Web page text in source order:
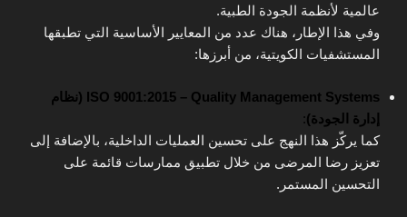
عالمية لأنظمة الجودة الطبية.
وفي هذا الإطار، هناك عدد من المعايير الأساسية التي تطبقها
المستشفيات الكويتية، من أبرزها:
ISO 9001:2015 – Quality Management Systems (نظام
إدارة الجودة):
كما يركّز هذا النهج على تحسين العمليات الداخلية، بالإضافة إلى
تعزيز رضا المرضى من خلال تطبيق ممارسات قائمة على
التحسين المستمر.